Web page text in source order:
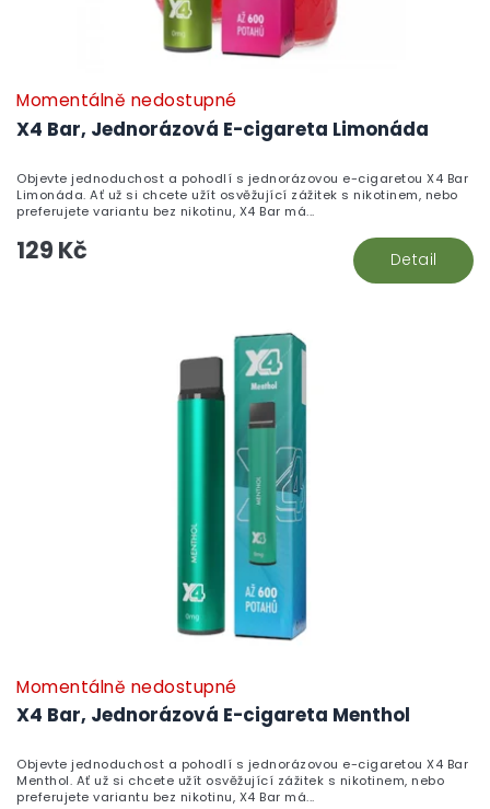
X4 Bar, Jednorázová E-cigareta Limonáda
Momentálně nedostupné
129 Kč Detail
Objevte jednoduchost a pohodlí s jednorázovou e-cigaretou X4 Bar
Limonáda. Ať už si chcete užít osvěžující zážitek s nikotinem, nebo
preferujete variantu bez nikotinu, X4 Bar má...
X4 Bar, Jednorázová E-cigareta Menthol
Momentálně nedostupné
Objevte jednoduchost a pohodlí s jednorázovou e-cigaretou X4 Bar
Menthol. Ať už si chcete užít osvěžující zážitek s nikotinem, nebo
preferujete variantu bez nikotinu, X4 Bar má...